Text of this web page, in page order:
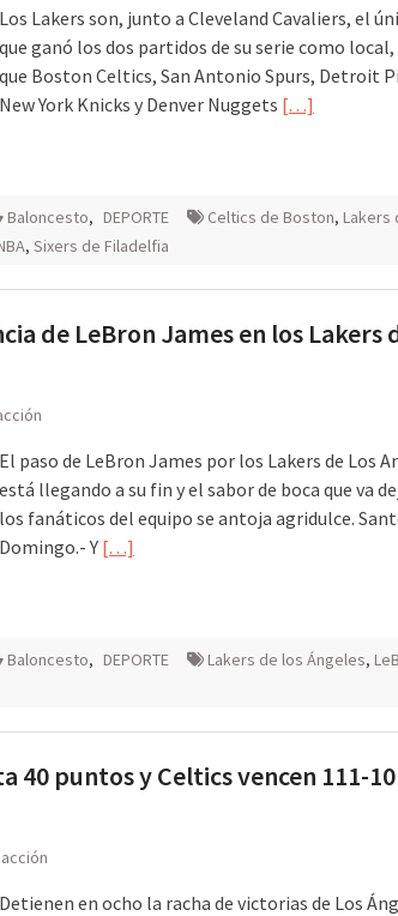
Los Lakers son, junto a Cleveland Cavaliers, el
que ganó los dos partidos de su serie como
que Boston Celtics, San Antonio Spurs, Detroit
New York Knicks y Denver Nuggets […]
Baloncesto, DEPORTE Celtics de Boston, Lakers
, Sixers de Filadelfia
de LeBron James en los Lakers
El paso de LeBron James por los Lakers de Los
está llegando a su fin y el sabor de boca que va
los fanáticos del equipo se antoja agridulce.
Domingo.- Y […]
Baloncesto, DEPORTE Lakers de los Ángeles,
40 puntos y Celtics vencen 111-
Detienen en ocho la racha de victorias de Los